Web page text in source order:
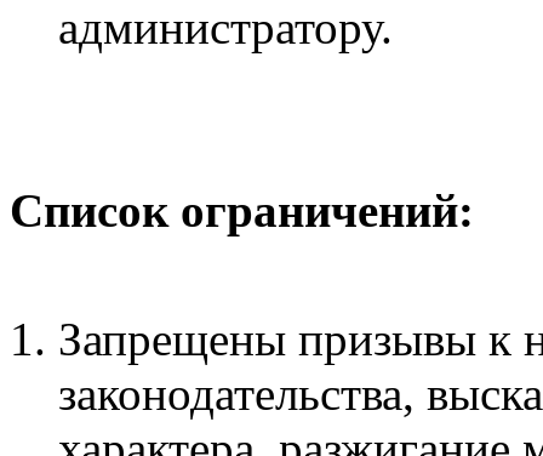
администратору.
Список ограничений:
Запрещены призывы к
законодательства,